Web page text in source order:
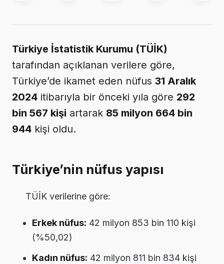
Türkiye İstatistik Kurumu (TÜİK)
tarafından açıklanan verilere göre,
Türkiye’de ikamet eden nüfus 31 Aralık
2024 itibarıyla bir önceki yıla göre 292
bin 567 kişi artarak 85 milyon 664 bin
944 kişi oldu.
Türkiye’nin nüfus yapısı
TÜİK verilerine göre:
Erkek nüfus: 42 milyon 853 bin 110 kişi
(%50,02)
Kadın nüfus: 42 milyon 811 bin 834 kişi